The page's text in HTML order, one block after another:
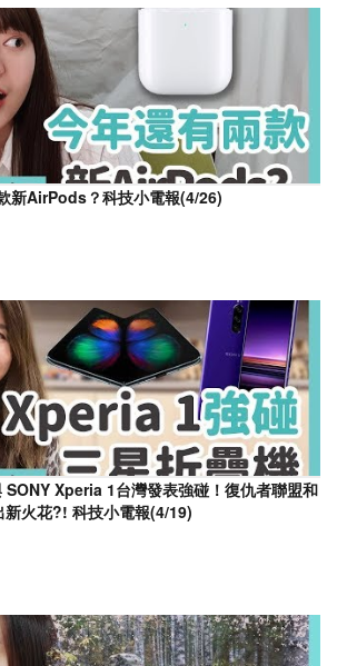
新AirPods？科技小電報(4/26)
Xperia 1台灣發表強碰！復仇者聯盟和
火花?! 科技小電報(4/19)